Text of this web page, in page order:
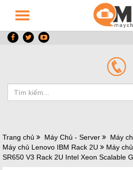
Trang chủ Máy Chủ - Server
Máy
Máy chủ Lenovo IBM Rack 2U
Máy
SR650 V3 Rack 2U Intel Xeon Scalable